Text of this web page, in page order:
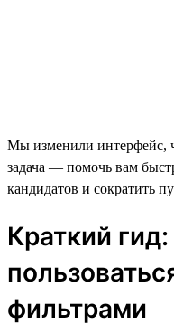
Мы изменили интерфейс,
задача — помочь вам
кандидатов и сократить
Краткий
фильтрами